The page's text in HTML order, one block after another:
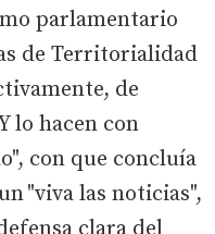
parlamentario
de Territorialidad
de
lo hacen con
con que concluía
"viva las noticias",